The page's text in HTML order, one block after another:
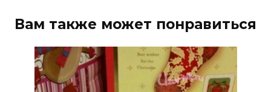
Вам также может понравиться